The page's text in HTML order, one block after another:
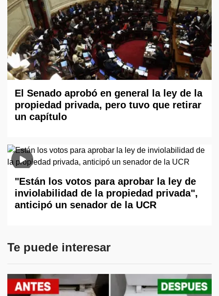
El Senado aprobó en general la ley de la
propiedad privada, pero tuvo que retirar
un capítulo
"Están los votos para aprobar la ley de
inviolabilidad de la propiedad privada",
anticipó un senador de la UCR
Te puede interesar